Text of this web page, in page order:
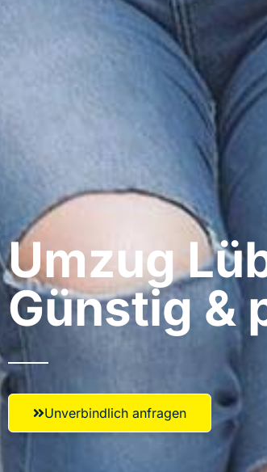
Umzug
Günstig &
Unverbindlich anfragen